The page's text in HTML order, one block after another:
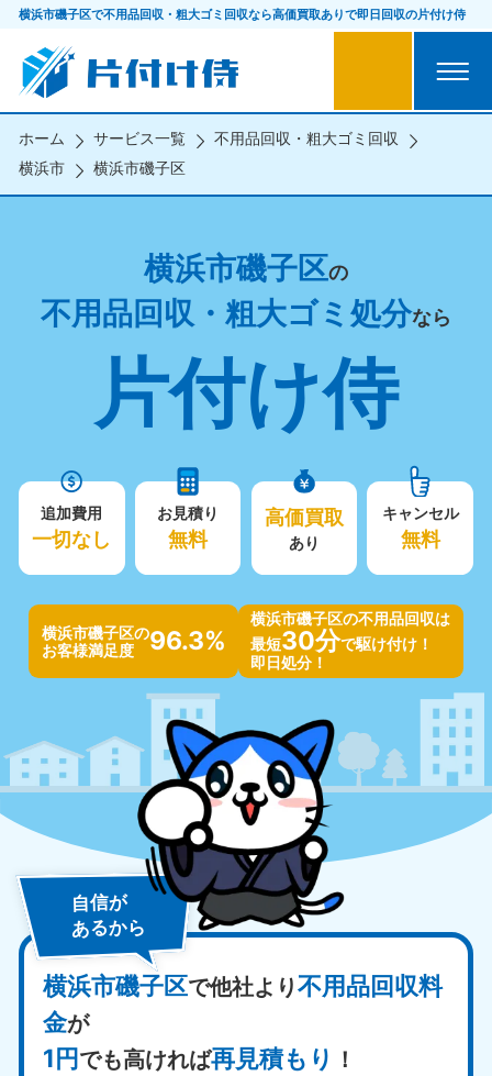
横浜市磯子区で不用品回収・粗大ゴミ回収なら高価買取ありで即日回収の片付け侍
ホーム サービス一覧
不用品回収・粗大ゴミ回収
横浜市
横浜市磯子区
横浜市磯子区の
不用品回収・粗大ゴミ処分なら
片付け侍
追加費用
一切なし
お見積り
無料
高価買取
あり
キャンセル
無料
横浜市磯子区の
お客様満足度
96.3%
横浜市磯子区の不用品回収は
最短30分で駆け付け！
即日処分！
自信が
あるから
横浜市磯子区で他社より不用品回収料
金が
1円でも高ければ再見積もり ！